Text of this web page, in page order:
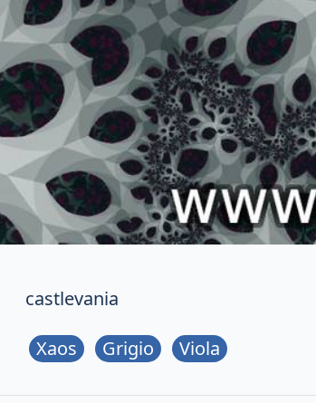
castlevania
Xaos Grigio Viola